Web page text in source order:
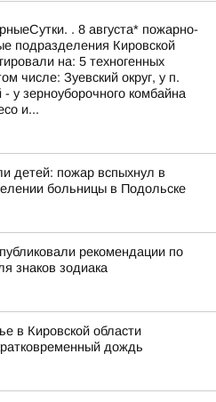
. 8 августа* пожарно-
подразделения Кировской
на: 5 техногенных
числе: Зуевский округ, у п.
- у зерноуборочного комбайна
и...
детей: пожар вспыхнул в
больницы в Подольске
рекомендации по
знаков зодиака
в Кировской области
дождь